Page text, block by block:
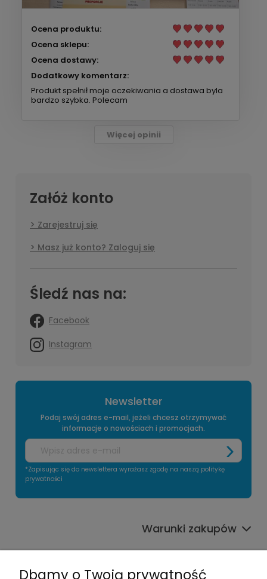
Ocena produktu:
Ocena sklepu:
Ocena dostawy:
Dodatkowy komentarz:
Produkt spełnił moje oczekiwania a dostawa byla
bardzo szybka. Polecam
Więcej opinii
Załóż konto
Zarejestruj się
Masz już konto? Zaloguj się
Śledź nas na:
Facebook
Instagram
Newsletter
Podaj swój adres e-mail, jeżeli chcesz otrzymywać
informacje o nowościach i promocjach.
*Zapisując się do newslettera wyrażasz zgodę na naszą politykę
prywatności
Warunki zakupów
Informacje o sklepie
Dbamy o Twoją prywatność